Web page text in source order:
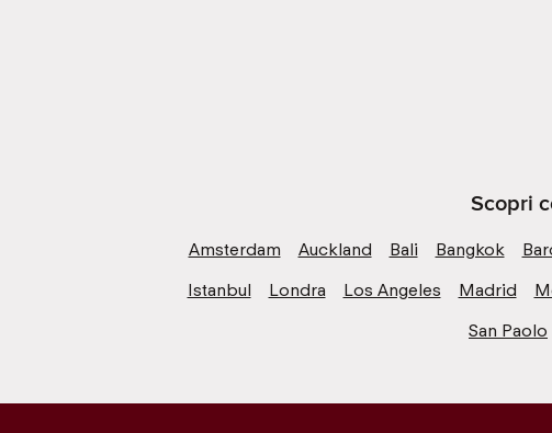
Scopri
Amsterdam Auckland Bali Bangkok
Istanbul
Londra Los Angeles Madrid
San Paolo